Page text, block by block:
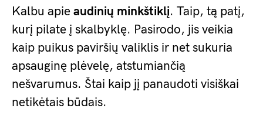
Kalbu apie audinių minkštiklį. Taip, tą patį,
kurį pilate į skalbyklę. Pasirodo, jis veikia
kaip puikus paviršių valiklis ir net sukuria
apsauginę plėvelę, atstumiančią
nešvarumus. Štai kaip jį panaudoti visiškai
netikėtais būdais.